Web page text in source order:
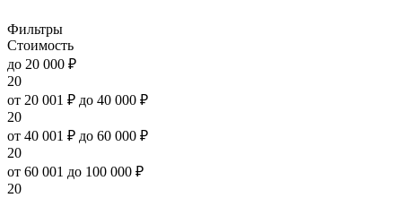
Фильтры
Стоимость
до 20 000 ₽
20
от 20 001 ₽ до 40 000 ₽
20
от 40 001 ₽ до 60 000 ₽
20
от 60 001 до 100 000 ₽
20